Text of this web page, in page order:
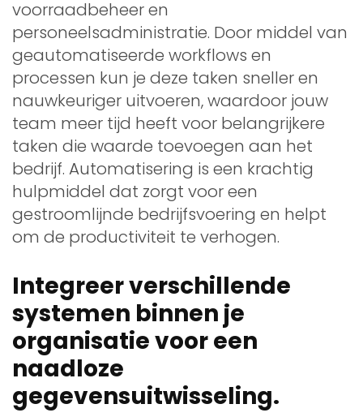
voorraadbeheer en
personeelsadministratie. Door middel van
geautomatiseerde workflows en
processen kun je deze taken sneller en
nauwkeuriger uitvoeren, waardoor jouw
team meer tijd heeft voor belangrijkere
taken die waarde toevoegen aan het
bedrijf. Automatisering is een krachtig
hulpmiddel dat zorgt voor een
gestroomlijnde bedrijfsvoering en helpt
om de productiviteit te verhogen.
Integreer verschillende
systemen binnen je
organisatie voor een
naadloze
gegevensuitwisseling.